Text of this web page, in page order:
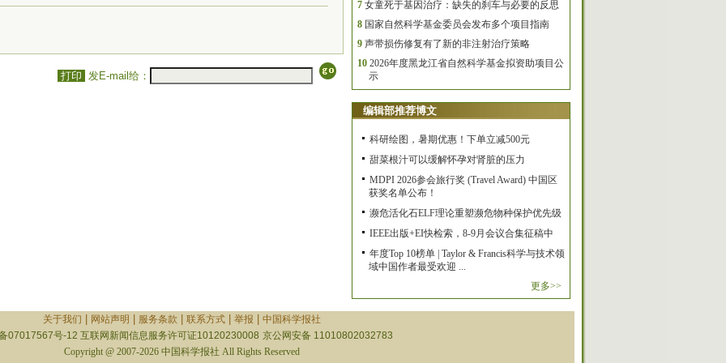
打印 发E-mail给：
7 女童死于基因治疗：缺失的刹车与必要的反思
8 国家自然科学基金委员会发布多个项目指南
9 声带损伤修复有了新的非注射治疗策略
10 2026年度黑龙江省自然科学基金拟资助项目公
示
编辑部推荐博文
科研绘图，暑期优惠！下单立减500元
甜菜根汁可以缓解怀孕对肾脏的压力
MDPI 2026参会旅行奖 (Travel Award) 中国区
获奖名单公布！
濒危活化石ELF理论重塑濒危物种保护优先级
IEEE出版+EI快检索，8-9月会议合集征稿中
年度Top 10榜单 | Taylor & Francis科学与技术领
域中国作者最受欢迎 ...
更多>>
关于我们 网站声明 服务条款 联系方式| 举报
中国科学报社
07017567号-12 互联网新闻信息服务许可证10120230008 京公网安备 11010802032783
Copyright @ 2007-2026 中国科学报社 All Rights Reserved